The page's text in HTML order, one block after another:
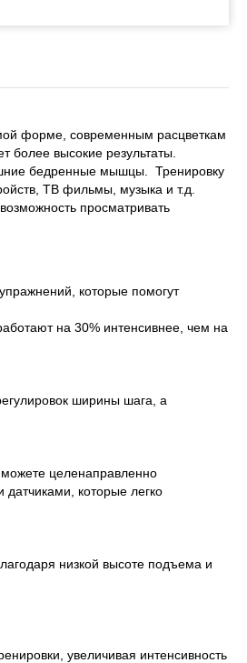
форме, современным расцветкам
более высокие результаты.
бедренные мышцы. Тренировку
ТВ фильмы, музыка и т.д.
просматривать
которые помогут
на 30% интенсивнее, чем на
ширины шага, а
целенаправленно
которые легко
низкой высоте подъема и
увеличивая интенсивность